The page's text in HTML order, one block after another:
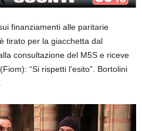
finanziamenti alle paritarie
tirato per la giacchetta dal
consultazione del M5S e riceve
“Si rispetti l’esito”. Bortolini